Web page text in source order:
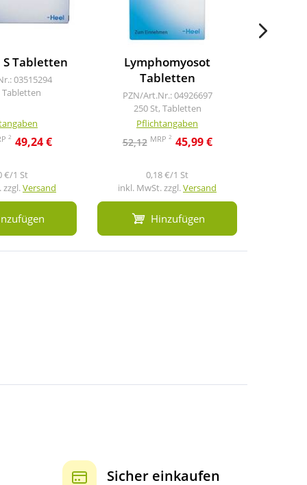
Tabletten
03515294
Tabletten
2 49,24 €
€/1 St
zzgl.Versand
Lymphomyosot
Tabletten
PZN/Art.Nr.: 04926697
250 St, Tabletten
Pflichtangaben
52,12 MRP 2 45,99 €
0,18 €/1 St
inkl. MwSt. zzgl.Versand
Hinzufügen
Sicher einkaufen